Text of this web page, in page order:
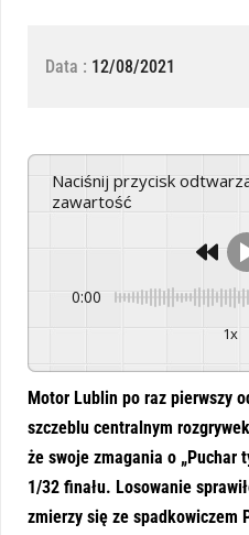
Data : 12/08/2021
Naciśnij przycisk odtwarzania, aby odsłuchać tę
zawartość
0:00
1x
Motor Lublin po raz pierwszy
szczeblu centralnym
że swoje zmagania o „Puchar
1/32 finału. Losowanie
zmierzy się ze spadkowiczem